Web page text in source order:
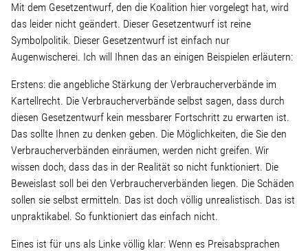
Kontakt
Team
Transparenz
Mediathek
Über mich
Lebenslauf
Mit dem Gesetzentwurf, den die Koalition hier vorgelegt hat, wird
das leider nicht geändert. Dieser Gesetzentwurf ist reine
Symbolpolitik. Dieser Gesetzentwurf ist einfach nur
Augenwischerei. Ich will Ihnen das an einigen Beispielen erläutern:
Erstens: die angebliche Stärkung der Verbraucherverbände im
Kartellrecht. Die Verbraucherverbände selbst sagen, dass durch
diesen Gesetzentwurf kein messbarer Fortschritt zu erwarten ist.
Das sollte Ihnen zu denken geben. Die Möglichkeiten, die Sie den
Verbraucherverbänden einräumen, werden nicht greifen. Wir
wissen doch, dass das in der Realität so nicht funktioniert. Die
Beweislast soll bei den Verbraucherverbänden liegen. Die Schäden
sollen sie selbst ermitteln. Das ist doch völlig unrealistisch. Das ist
unpraktikabel. So funktioniert das einfach nicht.
Eines ist für uns als Linke völlig klar: Wenn es Preisabsprachen